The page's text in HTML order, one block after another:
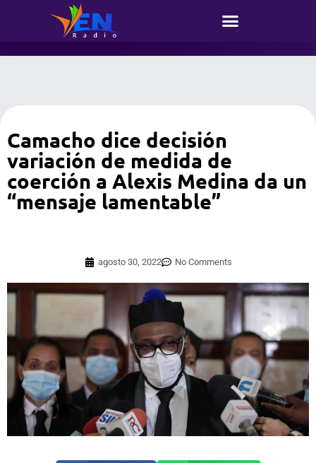
Camacho dice decisión
variación de medida de
coerción a Alexis Medina da un
“mensaje lamentable”
agosto 30, 2022 No Comments